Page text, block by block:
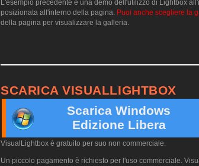
L'esempio precedente è una demo dell'utilizzo di Lightbox
posizionata all'interno della pagina. Puoi anche scegliere la
della pagina per visualizzare la galleria.
SCARICA VISUALLIGHTBOX
Scarica Windows
Edizione Libera
VisualLightbox è gratuito per suo non commerciale.
Un piccolo pagamento è richiesto per l'uso commerciale.